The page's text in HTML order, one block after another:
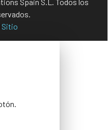
Sitio